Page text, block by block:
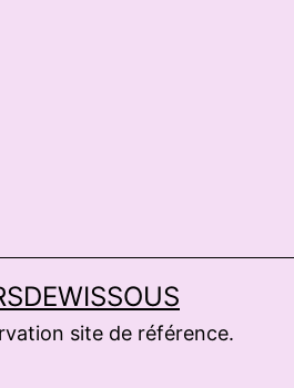
site de référence.